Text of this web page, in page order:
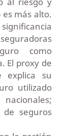
más alto.
como
El proxy de
explica su
utilizado
seguros